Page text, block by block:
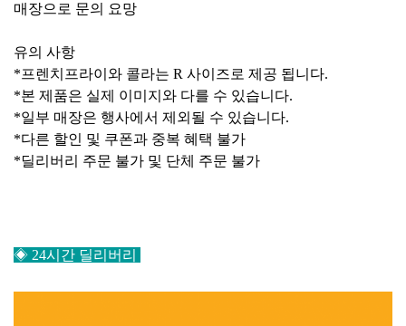
매장으로 문의 요망
유의 사항
*프렌치프라이와 콜라는 R 사이즈로 제공 됩니다.
*본 제품은 실제 이미지와 다를 수 있습니다.
*일부 매장은 행사에서 제외될 수 있습니다.
*다른 할인 및 쿠폰과 중복 혜택 불가
*딜리버리 주문 불가 및 단체 주문 불가
◈ 24시간 딜리버리